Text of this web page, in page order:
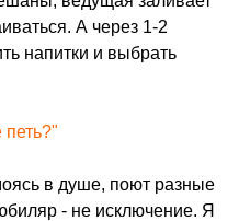
А через 1-2
напитки и выбрать
петь?"
в душе, поют разные
- не исключение. Я